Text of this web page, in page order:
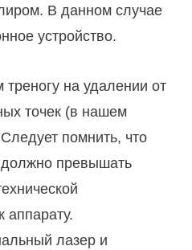
В данном случае
устройство.
треногу на удалении от
точек (в нашем
помнить, что
должно превышать
аппарату.
лазер и